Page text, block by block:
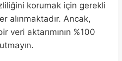
korumak için gerekli
alınmaktadır. Ancak,
veri aktarımının %100